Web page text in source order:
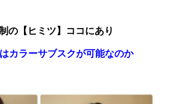
の【ヒミツ】ココにあり
カラーサブスクが可能なのか